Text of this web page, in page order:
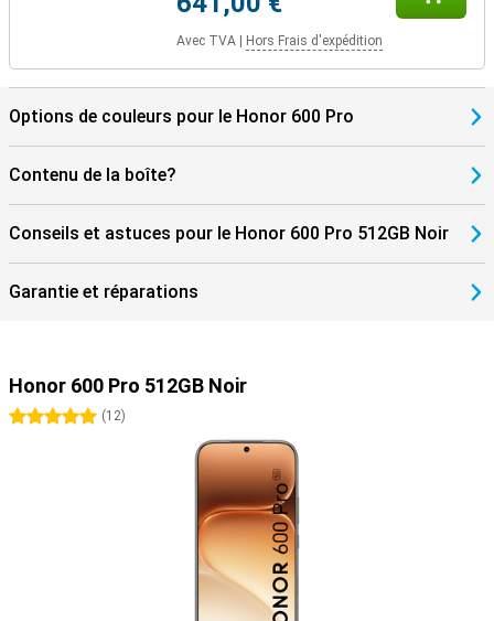
Avec TVA Hors Frais d'expédition
Options de couleurs pour le Honor 600 Pro
Contenu de la boîte?
Conseils et astuces pour le Honor 600 Pro 512GB Noir
Garantie et réparations
Honor 600 Pro 512GB Noir
5 étoiles
(12)